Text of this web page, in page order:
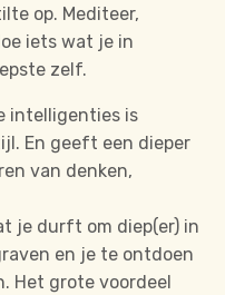
op. Mediteer,
iets wat je in
zelf.
intelligenties is
En geeft een dieper
van denken,
je durft om diep(er) in
en je te ontdoen
Het grote voordeel